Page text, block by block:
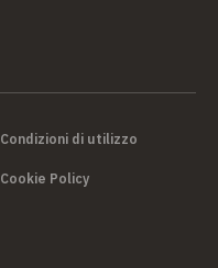
Condizioni di utilizzo
Cookie Policy